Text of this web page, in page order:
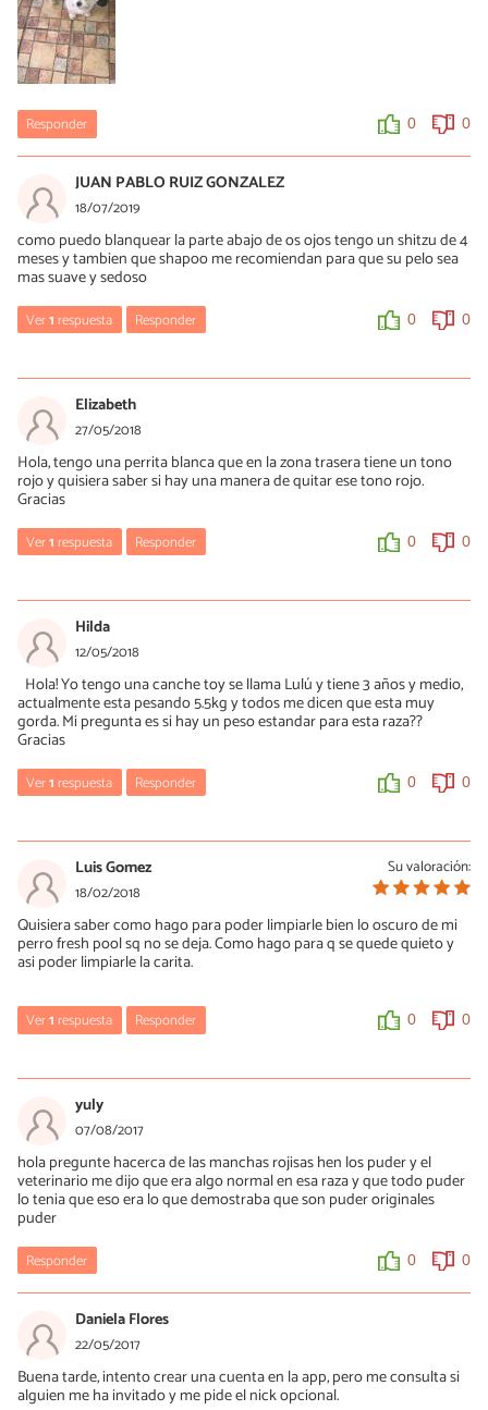
Responder 0 0
JUAN PABLO RUIZ GONZALEZ
18/07/2019
como puedo blanquear la parte abajo de os ojos tengo un shitzu de 4
meses y tambien que shapoo me recomiendan para que su pelo sea
mas suave y sedoso
Ver1respuesta Responder 0 0
19/07/2019
Hola Juan, además de cepillarlo diariamente con un cepillo
pequeño específico (que puedes encontrar en tiendas de
productos para animales o en peluquerías caninas) deberás
utilizar productos comerciales o los remedios caseros
mencionados. También conviene que evites la humedad, secando
Saludos
Elizabeth
27/05/2018
Hola, tengo una perrita blanca que en la zona trasera tiene un tono
rojo y quisiera saber si hay una manera de quitar ese tono rojo.
Gracias
Ver1respuesta Responder 0 0
30/05/2018
Hola Elizabeth, si se trata de las mismas manchas que aparecen
en el lagrimal puedes seguir los mismos consejos que explicamos
en el post.
¡Saludos!
Hilda
12/05/2018
Hola! Yo tengo una canche toy se llama Lulú y tiene 3 años y medio,
actualmente esta pesando 5.5kg y todos me dicen que esta muy
gorda. Mi pregunta es si hay un peso estandar para esta raza??
Gracias
Ver1respuesta Responder 0 0
14/05/2018
Hola Hilda, no hemos encontrado un peso específico en la FCI o
en otras federaciones que hemos revisado, no obstante, sí parece
que tenga algo de sobrepeso. Según la WSAVA un perro en un
peso saludable debería tener costillas fácilmente palpables, con
poca grasa, se debería poder observar su cintura desde arriba y
En cualquier caso, es el veterinario quien mejor te podrá
aconsejar en este aspecto, por lo que te animamos a realizar una
Su valoración:
Luis Gomez
18/02/2018
Quisiera saber como hago para poder limpiarle bien lo oscuro de mi
perro fresh pool sq no se deja. Como hago para q se quede quieto y
asi poder limpiarle la carita.
Ver1respuesta Responder 0 0
Hola Luis, ¿qué le ocurre a tu perro? ¿No se deja manipular?
0
yuly
07/08/2017
hola pregunte hacerca de las manchas rojisas hen los puder y el
veterinario me dijo que era algo normal en esa raza y que todo puder
lo tenia que eso era lo que demostraba que son puder originales
puder
Responder 0 0
Daniela Flores
22/05/2017
Buena tarde, intento crear una cuenta en la app, pero me consulta si
alguien me ha invitado y me pide el nick opcional.